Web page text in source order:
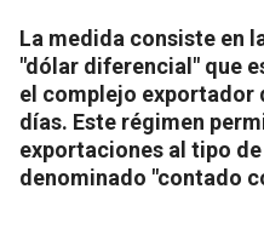
La medida consiste en
"dólar diferencial" que
el complejo exportador
días. Este régimen
exportaciones al tipo
denominado "contado